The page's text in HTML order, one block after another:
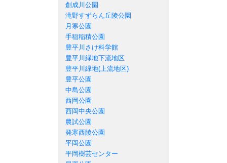
創成川公園
滝野すずらん丘陵公園
月寒公園
手稲稲積公園
豊平川さけ科学館
豊平川緑地下流地区
豊平川緑地(上流地区)
豊平公園
中島公園
西岡公園
西岡中央公園
農試公園
発寒西陵公園
平岡公園
平岡樹芸センター